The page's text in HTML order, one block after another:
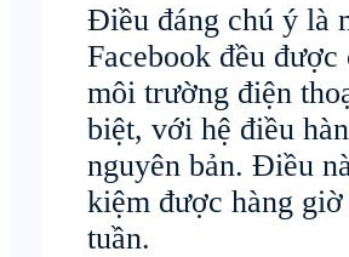
Điều đáng chú ý là
Facebook đều
môi trường điện
biệt, với hệ điều
nguyên bản. Điều
kiệm được hàng
tuần.